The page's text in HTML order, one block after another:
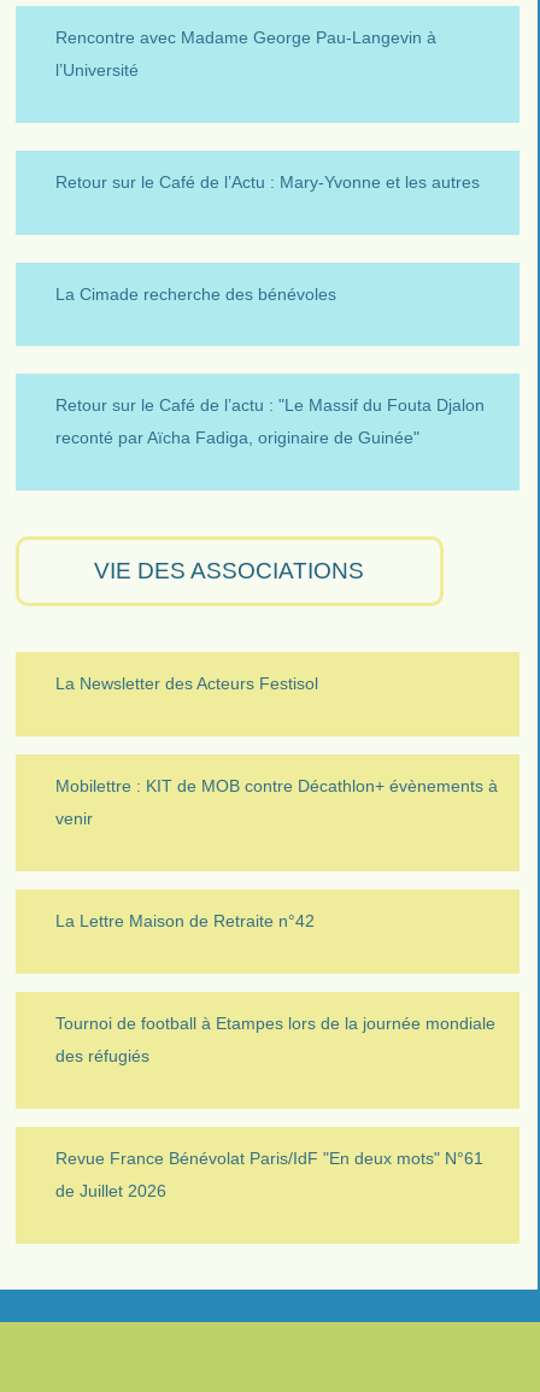
Rencontre avec Madame George Pau-Langevin à
l’Université
Retour sur le Café de l’Actu : Mary-Yvonne et les autres
La Cimade recherche des bénévoles
Retour sur le Café de l’actu : "Le Massif du Fouta Djalon
reconté par Aïcha Fadiga, originaire de Guinée"
VIE DES ASSOCIATIONS
La Newsletter des Acteurs Festisol
Mobilettre : KIT de MOB contre Décathlon+ évènements à
venir
La Lettre Maison de Retraite n°42
Tournoi de football à Etampes lors de la journée mondiale
des réfugiés
Revue France Bénévolat Paris/IdF "En deux mots" N°61
de Juillet 2026